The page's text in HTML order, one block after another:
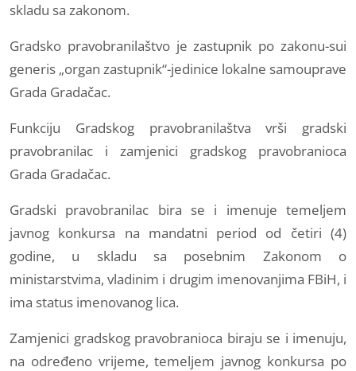
skladu sa zakonom.
Gradsko pravobranilaštvo je zastupnik po zakonu-sui
generis „organ zastupnik“-jedinice lokalne samouprave
Grada Gradačac.
Funkciju Gradskog pravobranilaštva vrši gradski
pravobranilac i zamjenici gradskog pravobranioca
Grada Gradačac.
Gradski pravobranilac bira se i imenuje temeljem
javnog konkursa na mandatni period od četiri (4)
godine, u skladu sa posebnim Zakonom o
ministarstvima, vladinim i drugim imenovanjima FBiH, i
ima status imenovanog lica.
Zamjenici gradskog pravobranioca biraju se i imenuju,
na određeno vrijeme, temeljem javnog konkursa po